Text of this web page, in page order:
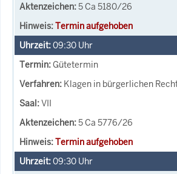
5 Ca 5180/26
Termin aufgehoben
09:30 Uhr
Gütetermin
Klagen in bürgerlichen
VII
5 Ca 5776/26
Termin aufgehoben
09:30 Uhr